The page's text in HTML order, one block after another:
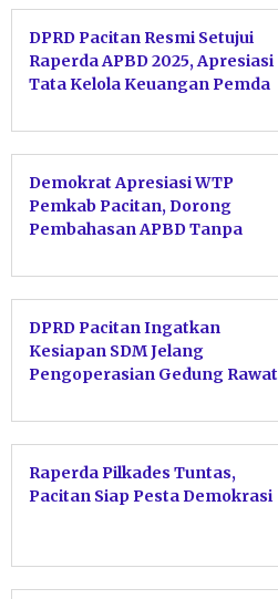
DPRD Pacitan Resmi Setujui
Raperda APBD 2025, Apresiasi
Tata Kelola Keuangan Pemda
Demokrat Apresiasi WTP
Pemkab Pacitan, Dorong
Pembahasan APBD Tanpa
DPRD Pacitan Ingatkan
Kesiapan SDM Jelang
Pengoperasian Gedung Rawat
Raperda Pilkades Tuntas,
Pacitan Siap Pesta Demokrasi